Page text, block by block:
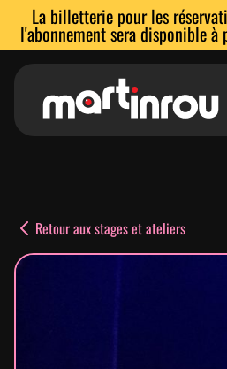
La billetterie pour les
l'abonnement sera disponible
Abonnements
Retour aux stages et ateliers